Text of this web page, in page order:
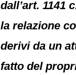
dall’art. 1141
la relazione
derivi da un
fatto del